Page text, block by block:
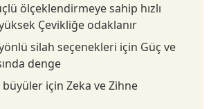
ölçeklendirmeye sahip hızlı
Çevikliğe odaklanır
silah seçenekleri için Güç ve
denge
büyüler için Zeka ve Zihne